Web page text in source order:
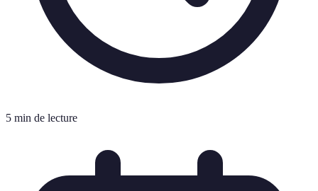
5 min de lecture